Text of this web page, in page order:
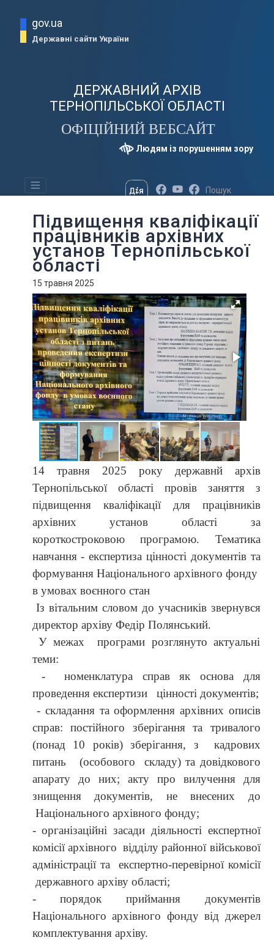
gov.ua
Державні сайти України
ДЕРЖАВНИЙ АРХІВ
ТЕРНОПІЛЬСЬКОЇ ОБЛАСТІ
ОФІЦІЙНИЙ ВЕБСАЙТ
Людям із порушенням зору
Підвищення кваліфікації
працівників архівних
установ Тернопільської
області
15 травня 2025
14 травня 2025 року державнй архів
Тернопільської області провів заняття з
підвищення кваліфікації для працівників
архівних установ області за
короткостроковою програмою. Тематика
навчання - експертиза цінності документів та
формування Національного архівного фонду
в умовах воєнного стан
Із вітальним словом до учасників звернувся
директор архіву Федір Полянський.
У межах програми розглянуто актуальні
теми:
- номенклатура справ як основа для
проведення експертизи цінності документів;
- складання та оформлення архівних описів
справ: постійного зберігання та тривалого
(понад 10 років) зберігання, з кадрових
питань (особового складу) та довідкового
апарату до них; акту про вилучення для
знищення документів, не внесених до
Національного архівного фонду;
- організаційні засади діяльності експертної
комісії архівного відділу районної військової
адміністрації та експертно-перевірної комісії
державного архіву області;
- порядок приймання документів
Національного архівного фонду від джерел
комплектування архіву.